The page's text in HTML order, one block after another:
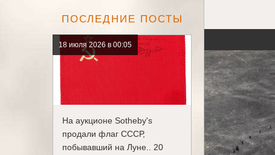
ПОСЛЕДНИЕ ПОСТЫ
18 июля 2026 в 00:05
На аукционе Sotheby's
продали флаг СССР,
побывавший на Луне.. 20